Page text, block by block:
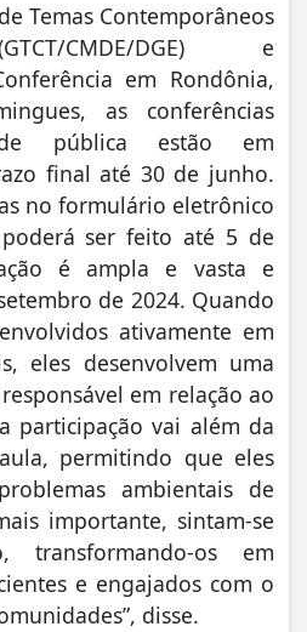
Temas Contemporâneos
CMDE/DGE) e
em Rondônia,
as conferências
pública estão em
final até 30 de junho.
no formulário eletrônico
ser feito até 5 de
é ampla e vasta e
de 2024. Quando
ativamente em
eles desenvolvem uma
em relação ao
participação vai além da
permitindo que eles
ambientais de
importante, sintam-se
transformando-os em
e engajados com o
disse.